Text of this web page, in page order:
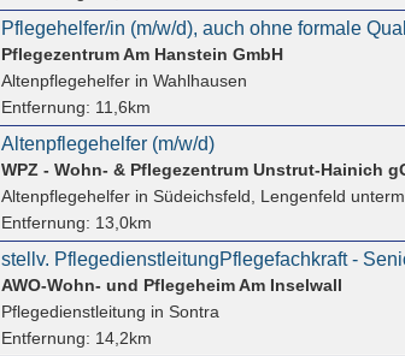
Pflegezentrum Am Hanstein GmbH
Altenpflegehelferin Wahlhausen
Entfernung: 11,6km
Altenpflegehelfer (m/w/d)
Altenpflegehelferin Südeichsfeld, Lengenfeld unterm Stein
Entfernung: 13,0km
AWO-Wohn- und Pflegeheim Am Inselwall
Pflegedienstleitung in Sontra
Entfernung: 14,2km